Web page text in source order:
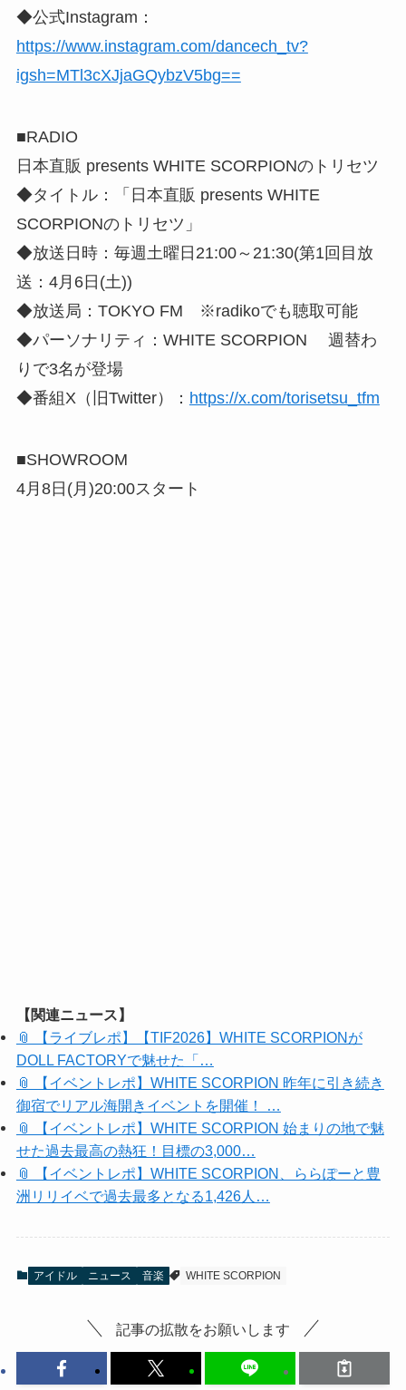
◆公式Instagram：
https://www.instagram.com/dancech_tv?
igsh=MTl3cXJjaGQybzV5bg==
■RADIO
日本直販 presents WHITE SCORPIONのトリセツ
◆タイトル：「日本直販 presents WHITE
SCORPIONのトリセツ」
◆放送日時：毎週土曜日21:00～21:30(第1回目放
送：4月6日(土))
◆放送局：TOKYO FM ※radikoでも聴取可能
◆パーソナリティ：WHITE SCORPION 週替わ
りで3名が登場
◆番組X（旧Twitter）： https://x.com/torisetsu_tfm
■SHOWROOM
4月8日(月)20:00スタート
【関連ニュース】
📎 【ライブレポ】【TIF2026】WHITE SCORPIONが
DOLL FACTORYで魅せた「…
📎 【イベントレポ】WHITE SCORPION 昨年に引き続き
御宿でリアル海開きイベントを開催！ …
📎 【イベントレポ】WHITE SCORPION 始まりの地で魅
せた過去最高の熱狂！目標の3,000…
📎 【イベントレポ】WHITE SCORPION、ららぽーと豊
洲リリイベで過去最多となる1,426人…
アイドル ニュース 音楽 WHITE SCORPION
記事の拡散をお願いします